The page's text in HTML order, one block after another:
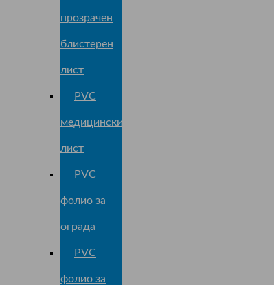
прозрачен
блистерен
лист
PVC
медицински
лист
PVC
фолио за
ограда
PVC
фолио за